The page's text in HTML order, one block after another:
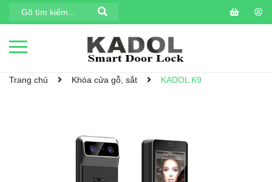
Trang chủ Khóa cửa gỗ, sắt KADOL K9